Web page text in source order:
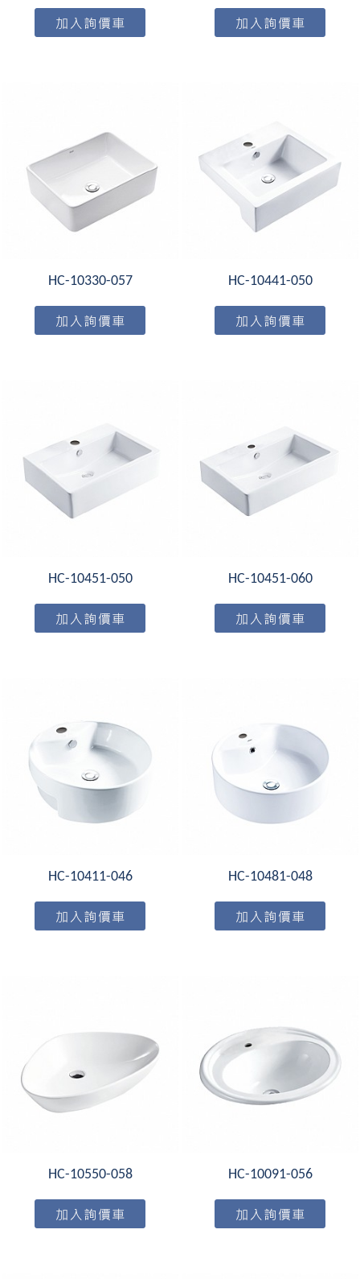
HC-10330-057 HC-10441-050
HC-10451-050 HC-10451-060
HC-10411-046 HC-10481-048
HC-10550-058 HC-10091-056